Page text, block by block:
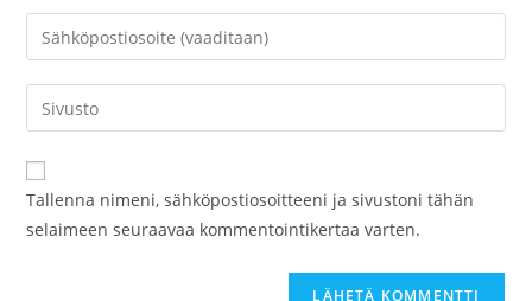
tai
käyttäjätunnuksesi
Kirjoita
sähköpostiosoitteesi
kommentoidaksesi
Kirjoita
sivustosi
verkko-
osoite/URL
Tallenna nimeni, sähköpostiosoitteeni ja sivustoni tähän
selaimeen seuraavaa kommentointikertaa varten.